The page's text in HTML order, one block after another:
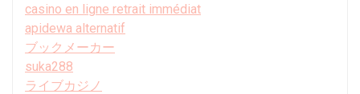
casino en ligne retrait immédiat
apidewa alternatif
ブックメーカー
suka288
ライブカジノ